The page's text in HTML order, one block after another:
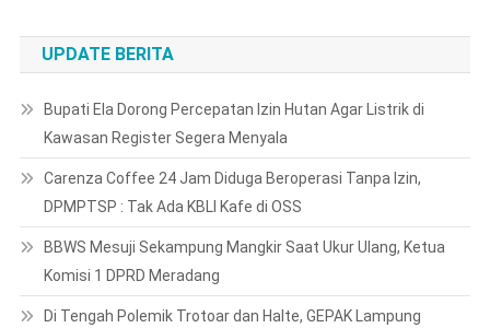
UPDATE BERITA
Bupati Ela Dorong Percepatan Izin Hutan Agar Listrik di
Kawasan Register Segera Menyala
Carenza Coffee 24 Jam Diduga Beroperasi Tanpa Izin,
DPMPTSP : Tak Ada KBLI Kafe di OSS
BBWS Mesuji Sekampung Mangkir Saat Ukur Ulang, Ketua
Komisi 1 DPRD Meradang
Di Tengah Polemik Trotoar dan Halte, GEPAK Lampung